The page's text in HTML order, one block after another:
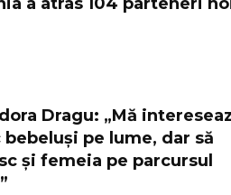
Dragu: „Mă
bebeluși pe lume, dar să
și femeia pe parcursul